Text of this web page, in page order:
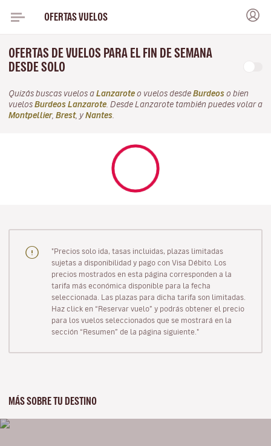
OFERTAS VUELOS
OFERTAS DE VUELOS PARA EL FIN DE SEMANA
DESDE SOLO
Quizás buscas vuelos a Lanzarote o vuelos desde Burdeos o bien
vuelos Burdeos Lanzarote . Desde Lanzarote también puedes volar a
Montpellier, Brest, y Nantes
"Precios solo ida, tasas incluidas, plazas limitadas
sujetas a disponibilidad y pago con Visa Débito. Los
precios mostrados en esta página corresponden a la
tarifa más económica disponible para la fecha
seleccionada. Las plazas para dicha tarifa son limitadas.
Haz click en “Reservar vuelo” y podrás obtener el precio
para los vuelos seleccionados que se mostrará en la
sección “Resumen” de la página siguiente."
MÁS SOBRE TU DESTINO